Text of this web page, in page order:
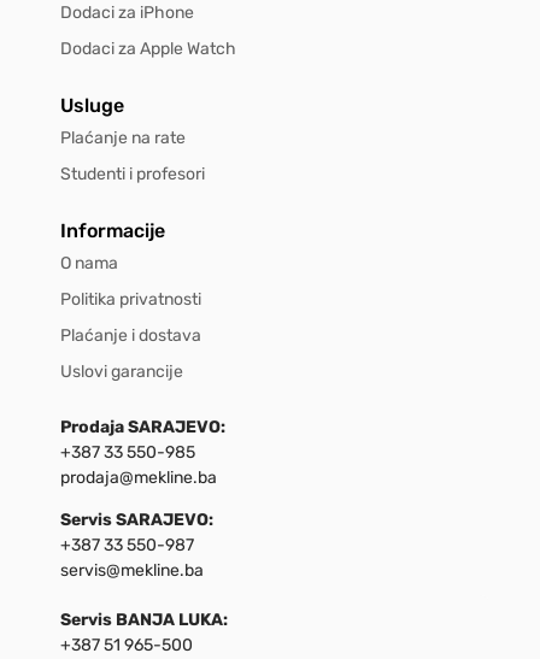
Dodaci za iPhone
Dodaci za Apple Watch
Usluge
Plaćanje na rate
Studenti i profesori
Informacije
O nama
Politika privatnosti
Plaćanje i dostava
Uslovi garancije
Prodaja SARAJEVO:
+387 33 550-985
prodaja@mekline.ba
Servis SARAJEVO:
+387 33 550-987
servis@mekline.ba
Servis BANJA LUKA:
+387 51 965-500